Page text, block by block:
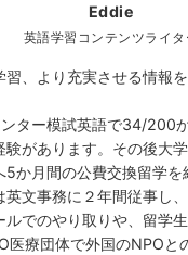
Eddie
英語学習コンテンツライタ
、より充実させる情報を
ター模試英語で34/200
があります。その後大学
か月間の公費交換留学を
英文事務に２年間従事し
ルでのやり取りや、留学
医療団体で外国のNPOと